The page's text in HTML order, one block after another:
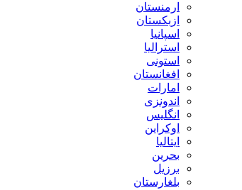
ارمنستان
ازبکستان
اسپانیا
استرالیا
استونی
افغانستان
امارات
اندونزی
انگلیس
اوکراین
ایتالیا
بحرین
برزیل
بلغارستان